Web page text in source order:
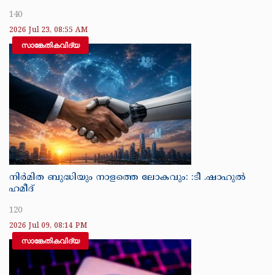
140
2026 Jul 23, 08:55 AM
സാങ്കേതികവിദ്യ
നിർമിത ബുദ്ധിയും നാളത്തെ ലോകവും: :ടീ .ഷാഹുൽ
ഹമീദ്
120
2026 Jul 09, 08:14 PM
സാങ്കേതികവിദ്യ